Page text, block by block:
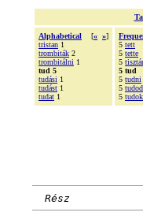
Alphabetical [« »]
tristan 1
trombiták 2
trombitálni 1
tud 5
tudási 1
tudást 1
tudat 1
5 tett
5 tette
5
5 tud
5 tudni
5 tudod
5 tudok
Rész